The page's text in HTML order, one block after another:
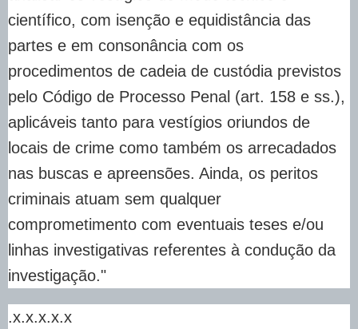
científico, com isenção e equidistância das
partes e em consonância com os
procedimentos de cadeia de custódia previstos
pelo Código de Processo Penal (art. 158 e ss.),
aplicáveis tanto para vestígios oriundos de
locais de crime como também os arrecadados
nas buscas e apreensões. Ainda, os peritos
criminais atuam sem qualquer
comprometimento com eventuais teses e/ou
linhas investigativas referentes à condução da
investigação."
.x.x.x.x.x